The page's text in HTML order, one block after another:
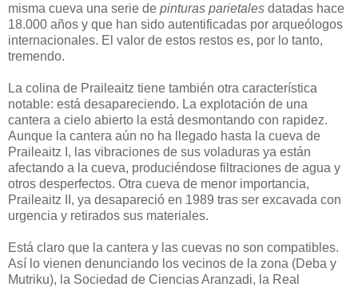
misma cueva una serie de pinturas parietales datadas hace
18.000 años y que han sido autentificadas por arqueólogos
internacionales. El valor de estos restos es, por lo tanto,
tremendo.
La colina de Praileaitz tiene también otra característica
notable: está desapareciendo. La explotación de una
cantera a cielo abierto la está desmontando con rapidez.
Aunque la cantera aún no ha llegado hasta la cueva de
Praileaitz I, las vibraciones de sus voladuras ya están
afectando a la cueva, produciéndose filtraciones de agua y
otros desperfectos. Otra cueva de menor importancia,
Praileaitz II, ya desapareció en 1989 tras ser excavada con
urgencia y retirados sus materiales.
Está claro que la cantera y las cuevas no son compatibles.
Así lo vienen denunciando los vecinos de la zona (Deba y
Mutriku), la Sociedad de Ciencias Aranzadi, la Real